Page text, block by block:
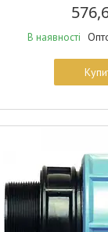
В наявності